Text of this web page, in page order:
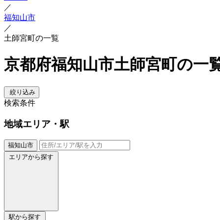
／
福知山市
／
土師宮町の一覧
京都府福知山市土師宮町の一
絞り込み
検索条件
地域エリア・駅
福知山市
エリアから探す
駅から探す